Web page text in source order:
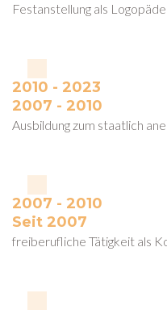
Festanstellung als
2010 - 2023
2007 - 2010
Ausbildung zum staatlich
2007 - 2010
Seit 2007
freiberufliche Tätigkeit als